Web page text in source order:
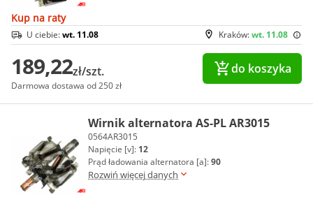
Kup na raty
Kraków:wt. 11.08
U ciebie:wt. 11.08
189,22zł/szt.
Darmowa dostawa od 250 zł
do koszyka
Wirnik alternatora AS-PL AR3015
0564AR3015
Napięcie [v]: 12
Prąd ładowania alternatora [a]:90
Rozwiń więcej danych